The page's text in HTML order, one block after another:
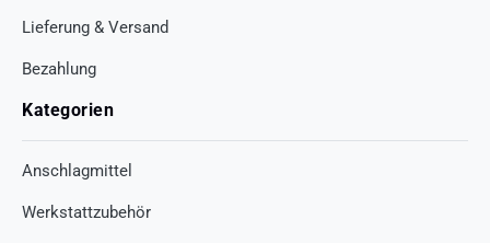
Lieferung & Versand
Bezahlung
Kategorien
Anschlagmittel
Werkstattzubehör